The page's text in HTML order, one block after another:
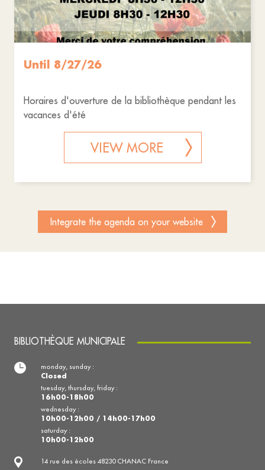
Until 8/27/26
Horaires d'ouverture de la bibliothèque pendant les
vacances d'été
VIEW MORE
Integrate the agenda on your website
BIBLIOTHÈQUE MUNICIPALE
14 rue des écoles 48230 CHANAC France
monday, sunday :
Closed
tuesday, thursday, friday :
16h00-18h00
wednesday :
10h00-12h00 / 14h00-17h00
saturday :
10h00-12h00